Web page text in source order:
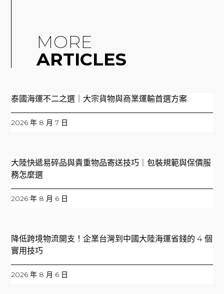
MORE
ARTICLES
泰國海運不二之選｜大宗貨物與商業運輸首選方案
2026 年 8 月 7 日
大陸快遞易碎品與貴重物品寄送技巧｜包裝規範與保價服
務怎麼選
2026 年 8 月 6 日
降低跨境物流開支！企業台灣到中國大陸海運省錢的 4 個
實用技巧
2026 年 8 月 6 日